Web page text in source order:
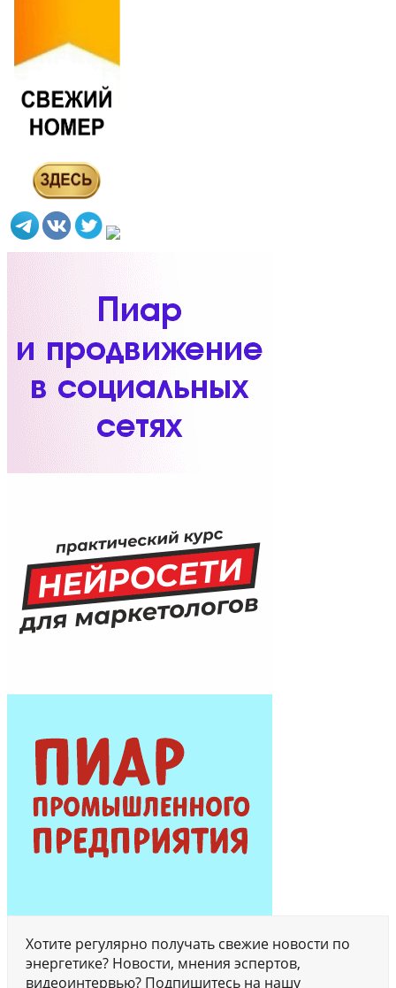
Хотите регулярно получать свежие новости по
энергетике? Новости, мнения эспертов,
видеоинтервью? Подпишитесь на нашу